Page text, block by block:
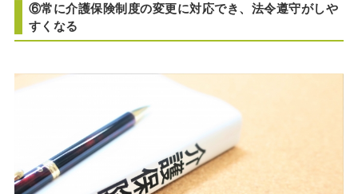
⑥常に介護保険制度の変更に対応でき、法令遵守がしや
すくなる